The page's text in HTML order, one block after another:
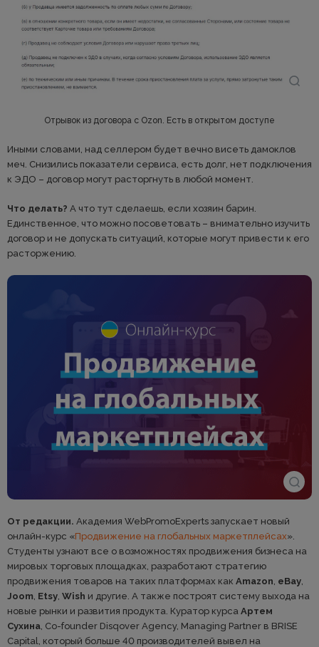
Отрывок из договора с Ozon. Есть в открытом доступе
Иными словами, над селлером будет вечно висеть дамоклов
меч. Снизились показатели сервиса, есть долг, нет подключения
к ЭДО – договор могут расторгнуть в любой момент.
Что делать? А что тут сделаешь, если хозяин барин.
Единственное, что можно посоветовать – внимательно изучить
договор и не допускать ситуаций, которые могут привести к его
расторжению.
От редакции. Академия WebPromoExperts запускает новый
онлайн-курс «Продвижение на глобальных маркетплейсах».
Студенты узнают все о возможностях продвижения бизнеса на
мировых торговых площадках, разработают стратегию
продвижения товаров на таких платформах как Amazon eBay
Joom Etsy Wish и другие. А также построят систему выхода на
новые рынки и развития продукта. Куратор курса Артем
Сухина , Сo-founder Disqover Agency, Managing Partner в BRISE
Capital, который больше 40 производителей вывел на